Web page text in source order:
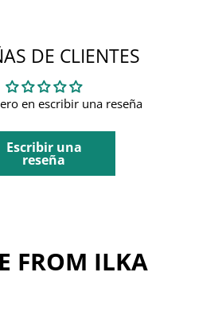
DE CLIENTES
en escribir una reseña
Escribir una
reseña
FROM ILKA